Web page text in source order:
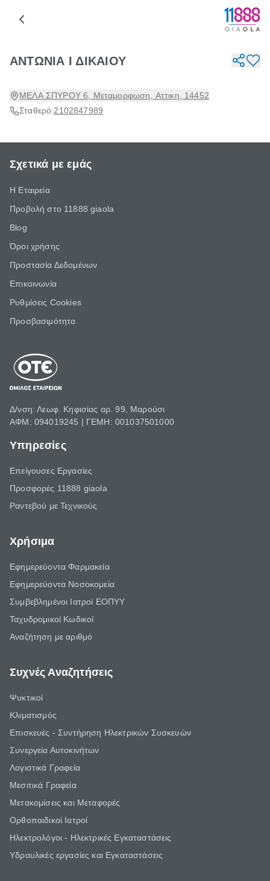
ΑΝΤΩΝΙΑ Ι ΔΙΚΑΙΟΥ
ΜΕΛΑ ΣΠΥΡΟΥ 6, Μεταμορφωση, Αττικη, 14452
Σταθερό:2102847989
Σχετικά με εμάς
Η Εταιρεία
Προβολή στο 11888 giaola
Blog
Όροι χρήσης
Προστασία Δεδομένων
Επικοινωνία
Ρυθμίσεις Cookies
Προσβασιμότητα
Δ/νση: Λεωφ. Κηφισίας αρ. 99, Μαρούσι
ΑΦΜ: 094019245 | ΓΕΜΗ: 001037501000
Υπηρεσίες
Επείγουσες Εργασίες
Προσφορές 11888 giaola
Ραντεβού με Τεχνικούς
Χρήσιμα
Εφημερεύοντα Φαρμακεία
Εφημερεύοντα Νοσοκομεία
Συμβεβλημένοι Ιατροί ΕΟΠΥΥ
Ταχυδρομικοί Κωδικοί
Αναζήτηση με αριθμό
Συχνές Αναζητήσεις
Ψυκτικοί
Κλιματισμός
Επισκευές - Συντήρηση Ηλεκτρικών Συσκευών
Συνεργεία Αυτοκινήτων
Λογιστικά Γραφεία
Μεσιτικά Γραφεία
Μετακομίσεις και Μεταφορές
Ορθοπαιδικοί Ιατροί
Ηλεκτρολόγοι - Ηλεκτρικές Εγκαταστάσεις
Υδραυλικές εργασίες και Εγκαταστάσεις